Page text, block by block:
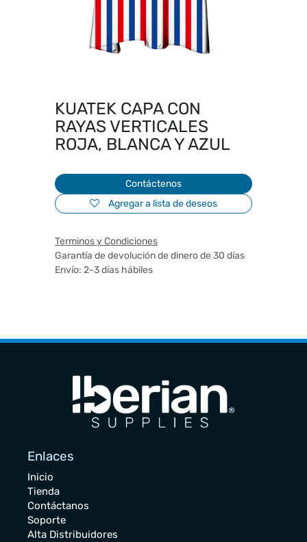
KUATEK CAPA CON
RAYAS VERTICALES
ROJA, BLANCA Y AZUL
Contáctenos
Agregar a lista de deseos
Terminos y Condiciones
Garantía de devolución de dinero de 30 días
Envío: 2-3 días hábiles
Enlaces
Inicio
Tienda
Contáctanos
Soporte
Alta Distribuidores